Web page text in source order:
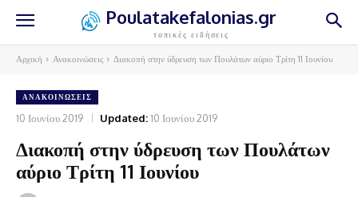
Poulatakefalonias.gr
τοπικές ειδήσεις
Αρχική Ανακοινώσεις Διακοπή στην ύδρευση των Πουλάτων αύριο Τρίτη 11 Ιουνίου
ΑΝΑΚΟΙΝΏΣΕΙΣ
10 Ιουνίου 2019 Updated:10 Ιουνίου 2019
Διακοπή στην ύδρευση των Πουλάτων
αύριο Τρίτη 11 Ιουνίου